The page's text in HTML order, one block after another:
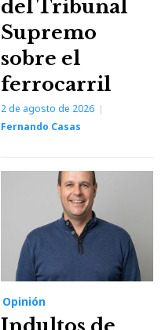
del Tribunal
Supremo
sobre el
ferrocarril
2 de agosto de 2026
Fernando Casas
Opinión
Indultos de